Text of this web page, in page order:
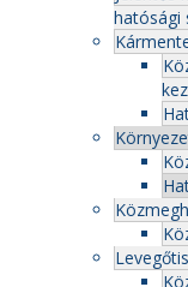
hatósági